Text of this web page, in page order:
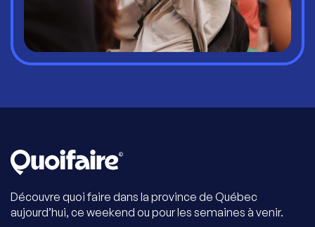
Découvre quoi faire dans la province de Québec
aujourd’hui, ce weekend ou pour les semaines à venir.